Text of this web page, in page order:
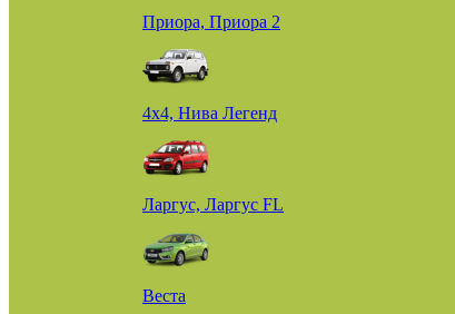
Приора, Приора 2
4х4, Нива Легенд
Ларгус, Ларгус FL
Веста